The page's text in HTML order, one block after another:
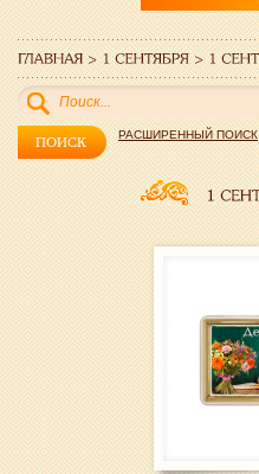
РАСШИРЕННЫЙ ПОИСК